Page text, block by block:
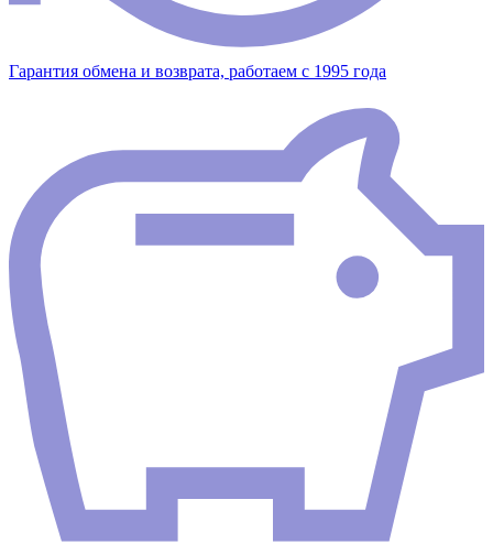
Гарантия обмена и возврата, работаем с 1995 года